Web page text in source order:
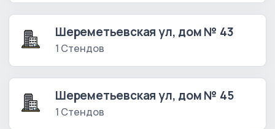
Шереметьевская ул, дом № 43
1 Стендов
Шереметьевская ул, дом № 45
1 Стендов